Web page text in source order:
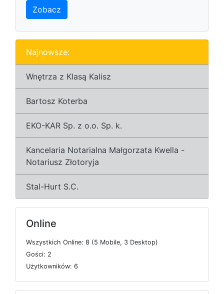
Zobacz
Najnowsze:
Wnętrza z Klasą Kalisz
Bartosz Koterba
EKO-KAR Sp. z o.o. Sp. k.
Kancelaria Notarialna Małgorzata Kwella -
Notariusz Złotoryja
Stal-Hurt S.C.
Online
Wszystkich Online: 8 (5 Mobile, 3 Desktop)
Gości: 2
Użytkowników: 6